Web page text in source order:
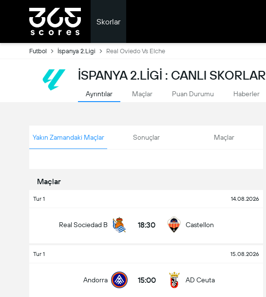
Skorlar
Futbol İspanya 2.Ligi Real Oviedo Vs Elche
İSPANYA 2.LIGI : CANLI SKORLAR
Ayrıntılar Maçlar Puan Durumu Haberler
Yakın Zamandaki Maçlar Sonuçlar Maçlar
Maçlar
Tur 1 14.08.2026
Real Sociedad B 18:30 Castellon
Tur 1 15.08.2026
Andorra 15:00 AD Ceuta